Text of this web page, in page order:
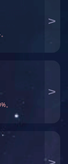
没有下一篇